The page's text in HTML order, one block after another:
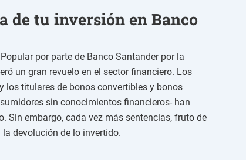
de tu inversión en Banco
por parte de Banco Santander por la
un gran revuelo en el sector financiero. Los
los titulares de bonos convertibles y bonos
sin conocimientos financieros- han
Sin embargo, cada vez más sentencias, fruto de
devolución de lo invertido.